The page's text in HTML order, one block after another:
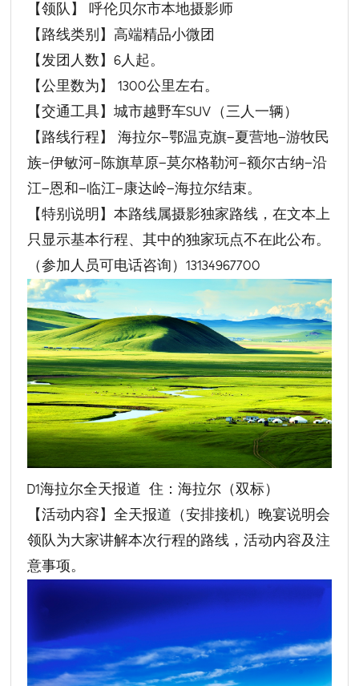
【领队】 呼伦贝尔市本地摄影师
【路线类别】高端精品小微团
【发团人数】6人起。
【公里数为】 1300公里左右。
【交通工具】城市越野车SUV（三人一辆）
【路线行程】 海拉尔—鄂温克旗—夏营地—游牧民
族—伊敏河—陈旗草原—莫尔格勒河—额尔古纳—沿
江—恩和—临江—康达岭—海拉尔结束。
【特别说明】本路线属摄影独家路线，在文本上
只显示基本行程、其中的独家玩点不在此公布。
（参加人员可电话咨询）13134967700
D1海拉尔全天报道 住：海拉尔（双标）
【活动内容】全天报道（安排接机）晚宴说明会
领队为大家讲解本次行程的路线，活动内容及注
意事项。